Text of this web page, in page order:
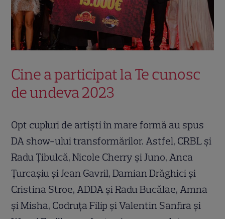
Cine a participat la Te cunosc
de undeva 2023
Opt cupluri de artişti în mare formă au spus
DA show-ului transformărilor. Astfel, CRBL şi
Radu Ţibulcă, Nicole Cherry şi Juno, Anca
Ţurcaşiu şi Jean Gavril, Damian Drăghici şi
Cristina Stroe, ADDA şi Radu Bucălae, Amna
şi Misha, Codruţa Filip şi Valentin Sanfira şi